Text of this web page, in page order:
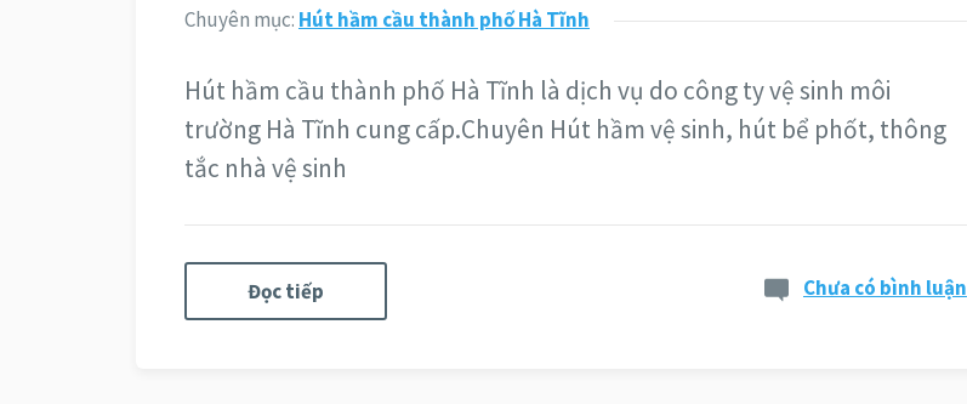
Chuyên mục: Hút hầm cầu thành phố Hà Tĩnh
Hút hầm cầu thành phố Hà Tĩnh là dịch vụ do công ty vệ sinh môi
trường Hà Tĩnh cung cấp.Chuyên Hút hầm vệ sinh, hút bể phốt, thông
tắc nhà vệ sinh
Đọc tiếp Chưa có bình luận